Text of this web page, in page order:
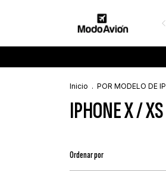
Inicio . POR MODELO DE
IPHONE X / XS
Ordenar por